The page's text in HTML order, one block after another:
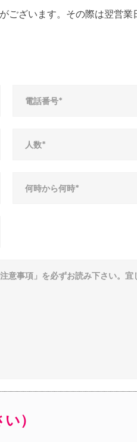
ざいます。その際は翌営業
）